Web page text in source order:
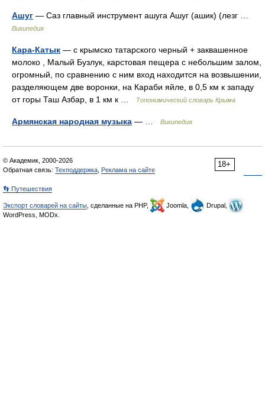
Ашуг — Саз главный инструмент ашуга Ашуг (ашик) (лезг …
Википедия
Кара-Катык — с крымско татарского черный + заквашенное
молоко , Малый Бузлук, карстовая пещера с небольшим залом,
огромный, по сравнению с ним вход находится на возвышении,
разделяющем две воронки, на Караби яйле, в 0,5 км к западу
от горы Таш Азбар, в 1 км к …
Топонимический словарь Крыма
Армянская народная музыка — … Википедия
18+
© Академик, 2000-2026
Обратная связь: Техподдержка Реклама на сайте
👣 Путешествия
Экспорт словарей на сайты , сделанные на PHP, Joomla,
Drupal,
WordPress, MODx.